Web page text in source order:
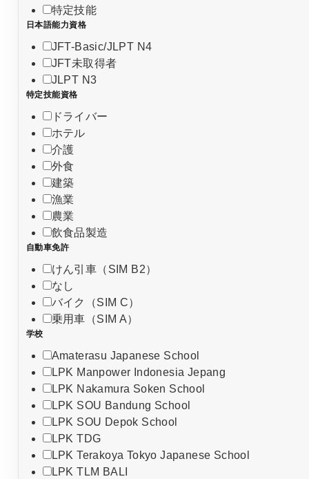
特定技能
日本語能力資格
JFT-Basic/JLPT N4
JFT未取得者
JLPT N3
特定技能資格
ドライバー
ホテル
介護
外食
建築
漁業
農業
飲食品製造
自動車免許
けん引車（SIM B2）
なし
バイク（SIM C）
乗用車（SIM A）
学校
Amaterasu Japanese School
LPK Manpower Indonesia Jepang
LPK Nakamura Soken School
LPK SOU Bandung School
LPK SOU Depok School
LPK TDG
LPK Terakoya Tokyo Japanese School
LPK TLM BALI